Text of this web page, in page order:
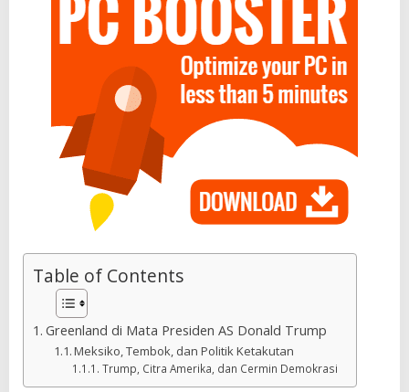
Table of Contents
Greenland di Mata Presiden AS Donald Trump
Meksiko, Tembok, dan Politik Ketakutan
Trump, Citra Amerika, dan Cermin Demokrasi